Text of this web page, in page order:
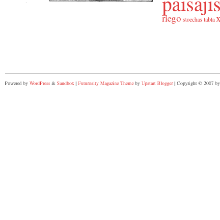
riego stoechastabla
Powered by WordPress & Sandbox | Futurosity Magazine Theme by Upstart Blogger| Copyright © 2007 by